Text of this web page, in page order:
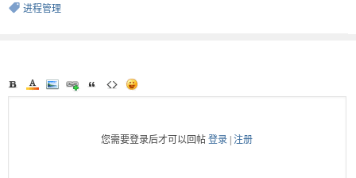
进程管理
您需要登录后才可以回帖登录 |注册